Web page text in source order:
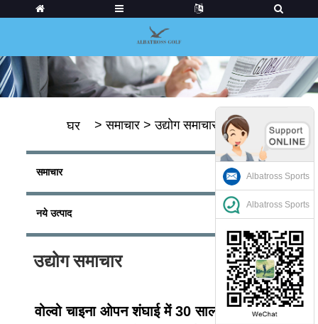
घर > समाचार > उद्योग समाचार
समाचार
नये उत्पाद
उद्योग समाचार
वोल्वो चाइना ओपन शंघाई में 30 साल का जश्न मनाने
Albatross Sports
Albatross Sports